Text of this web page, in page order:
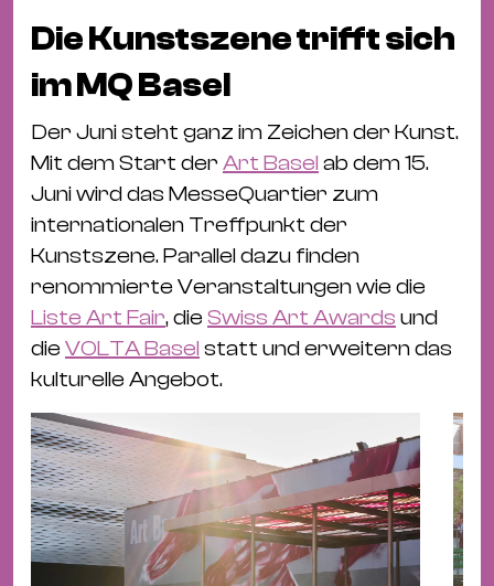
Die Kunstszene trifft sich
im MQ Basel
Der Juni steht ganz im Zeichen der Kunst.
Mit dem Start der Art Basel ab dem 15.
Juni wird das MesseQuartier zum
internationalen Treffpunkt der
Kunstszene. Parallel dazu finden
renommierte Veranstaltungen wie die
Liste Art Fair, die Swiss Art Awards und
die VOLTA Basel statt und erweitern das
kulturelle Angebot.